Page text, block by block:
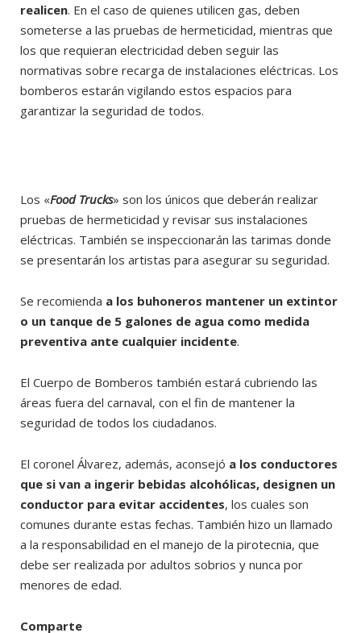
realicen. En el caso de quienes utilicen gas, deben
someterse a las pruebas de hermeticidad, mientras que
los que requieran electricidad deben seguir las
normativas sobre recarga de instalaciones eléctricas. Los
bomberos estarán vigilando estos espacios para
garantizar la seguridad de todos.
Los «Food Trucks» son los únicos que deberán realizar
pruebas de hermeticidad y revisar sus instalaciones
eléctricas. También se inspeccionarán las tarimas donde
se presentarán los artistas para asegurar su seguridad.
Se recomienda a los buhoneros mantener un extintor
o un tanque de 5 galones de agua como medida
preventiva ante cualquier incidente.
El Cuerpo de Bomberos también estará cubriendo las
áreas fuera del carnaval, con el fin de mantener la
seguridad de todos los ciudadanos.
El coronel Álvarez, además, aconsejó a los conductores
que si van a ingerir bebidas alcohólicas, designen un
conductor para evitar accidentes, los cuales son
comunes durante estas fechas. También hizo un llamado
a la responsabilidad en el manejo de la pirotecnia, que
debe ser realizada por adultos sobrios y nunca por
menores de edad.
Comparte